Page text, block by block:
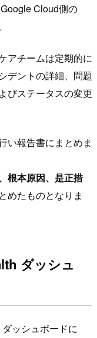
Cloud側の
アチームは定期的に
デントの詳細、問題
びステータスの変更
い報告書にまとめま
根本原因、是正措
めたものとなりま
ダッシュ
ッシュボードに